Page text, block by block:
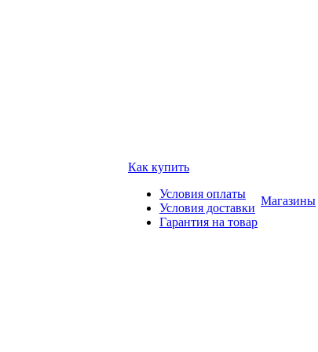
Как купить
Условия оплаты
Условия доставки
Гарантия на товар
Магазины